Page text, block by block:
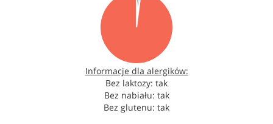
Informacje dla alergików:
Bez laktozy: tak
Bez nabiału: tak
Bez glutenu: tak